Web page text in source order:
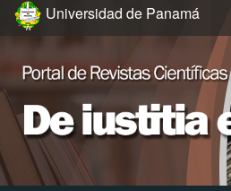
Ir al menú de navegación principal
Ir al contenido principal
Ir al pie de página del sitio
Universidad de Panamá